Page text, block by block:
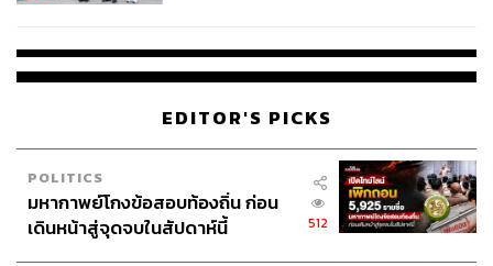
EDITOR'S PICKS
POLITICS
มหากาพย์โกงข้อสอบท้องถิ่น ก่อน
เดินหน้าสู่จุดจบในสัปดาห์นี้
512